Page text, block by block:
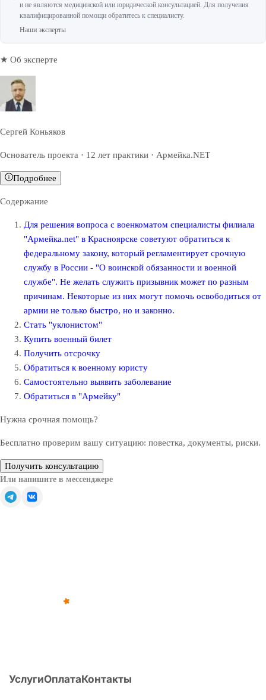
и не являются медицинской или юридической консультацией. Для получения
квалифицированной помощи обратитесь к специалисту.
Наши эксперты
★ Об эксперте
Сергей Коньяков
Основатель проекта · 12 лет практики · Армейка.NET
Подробнее
Содержание
Для решения вопроса с военкоматом специалисты филиала
"Армейка.net" в Красноярске советуют обратиться к
федеральному закону, который регламентирует срочную
службу в России - "О воинской обязанности и военной
службе". Не желать служить призывник может по разным
причинам. Некоторые из них могут помочь освободиться от
армии не только быстро, но и законно.
Стать "уклонистом"
Купить военный билет
Получить отсрочку
Обратиться к военному юристу
Самостоятельно выявить заболевание
Обратиться в "Армейку"
Нужна срочная помощь?
Бесплатно проверим вашу ситуацию: повестка, документы, риски.
Получить консультацию
Или напишите в мессенджере
УслугиОплатаКонтакты